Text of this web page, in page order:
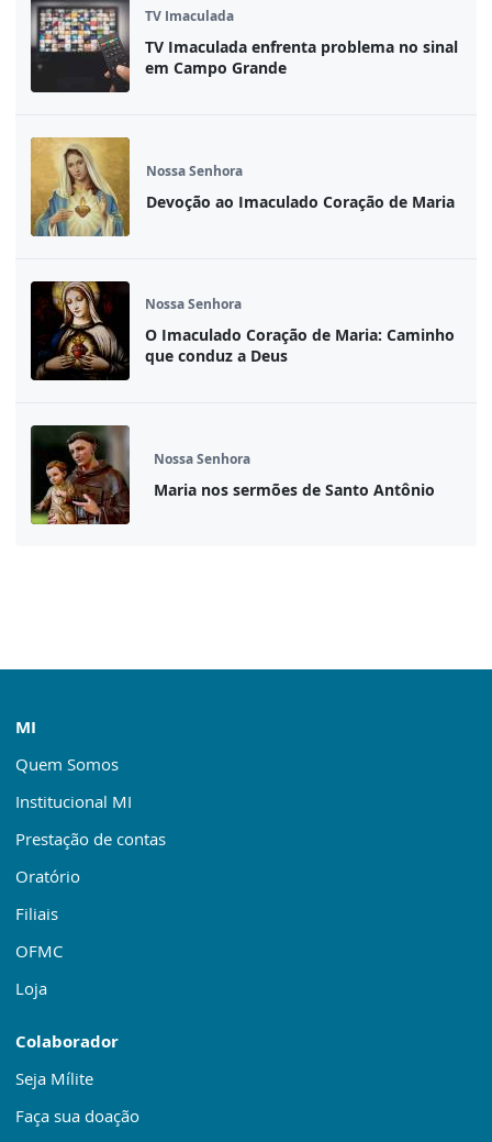
TV Imaculada
TV Imaculada enfrenta problema no sinal
em Campo Grande
Nossa Senhora
Devoção ao Imaculado Coração de Maria
Nossa Senhora
O Imaculado Coração de Maria: Caminho
que conduz a Deus
Nossa Senhora
Maria nos sermões de Santo Antônio
MI
Quem Somos
Institucional MI
Prestação de contas
Oratório
Filiais
OFMC
Loja
Colaborador
Seja Mílite
Faça sua doação